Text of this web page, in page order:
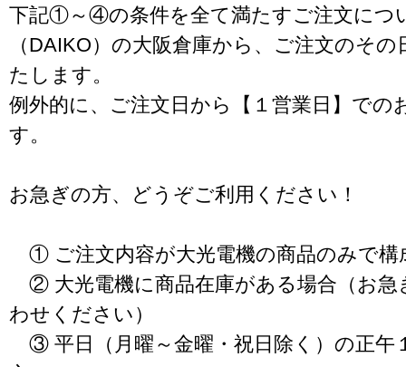
下記①～④の条件を全て満たすご注文につ
（DAIKO）の大阪倉庫から、ご注文のそ
たします。
例外的に、ご注文日から【１営業日】での
す。
お急ぎの方、どうぞご利用ください！
① ご注文内容が大光電機の商品のみで構
② 大光電機に商品在庫がある場合（お急
わせください）
③ 平日（月曜～金曜・祝日除く）の正午